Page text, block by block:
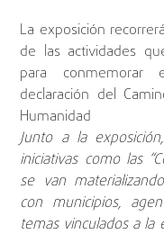
La exposición
de las actividades
para
declaración del
Humanidad
Junto a la
iniciativas como las
se van
con municipios,
temas vinculados a la